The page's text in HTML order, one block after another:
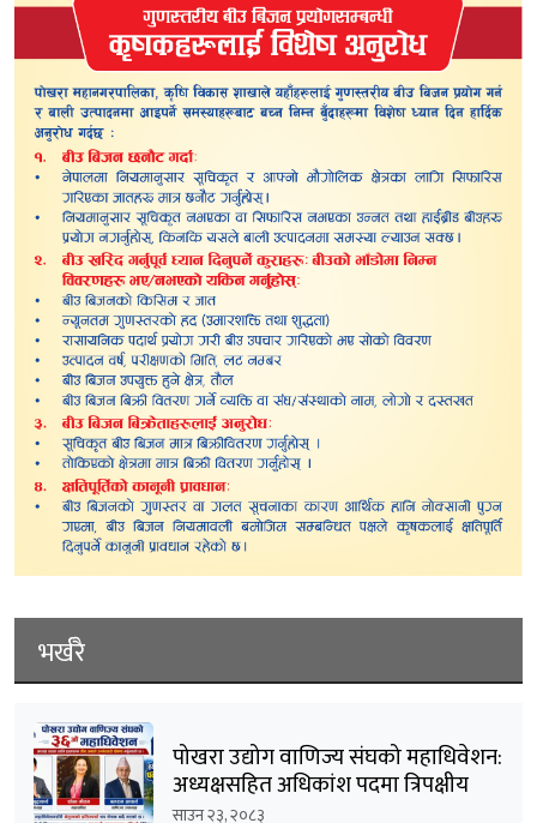
भर्खरै
पोखरा उद्योग वाणिज्य संघको महाधिवेशन:
अध्यक्षसहित अधिकांश पदमा त्रिपक्षीय
भिडन्तको सम्भावना
साउन २३, २०८३